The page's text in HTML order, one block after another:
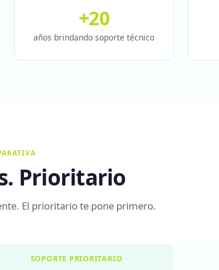
+20
años brindando soporte técnico
Prioritario
El prioritario te pone primero.
SOPORTE PRIORITARIO